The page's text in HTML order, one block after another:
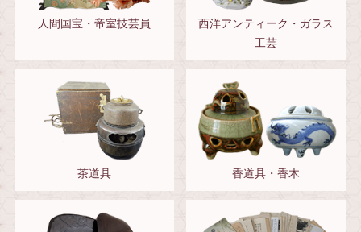
人間国宝・帝室技芸員
西洋アンティーク・ガラス
工芸
茶道具 香道具・香木